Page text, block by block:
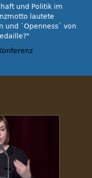
und Politik im
lautete
und `Openness´ von